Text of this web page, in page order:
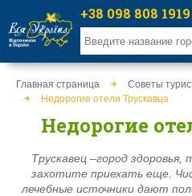
Главная страница
Советы
Недорогие отели Трускавца
Недорогие
Трускавец –город здоровья,
захотите приехать еще.
лечебные источники дают
+38 098 808 1919